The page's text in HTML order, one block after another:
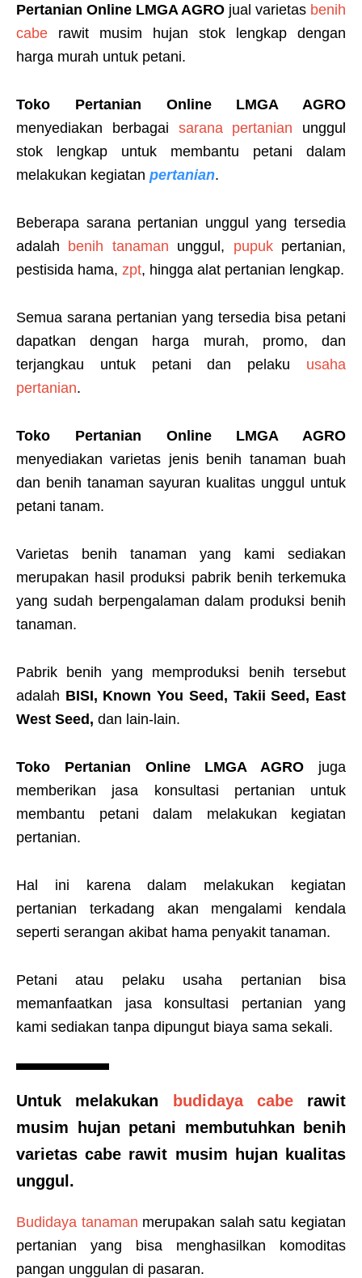
Pertanian Online LMGA AGRO jual varietas benih
cabe rawit musim hujan stok lengkap dengan
harga murah untuk petani.
Toko Pertanian Online LMGA AGRO
menyediakan berbagai sarana pertanian unggul
stok lengkap untuk membantu petani dalam
melakukan kegiatan pertanian.
Beberapa sarana pertanian unggul yang tersedia
adalah benih tanaman unggul, pupukpertanian,
pestisida hama, zpt, hingga alat pertanian lengkap.
Semua sarana pertanian yang tersedia bisa petani
dapatkan dengan harga murah, promo, dan
terjangkau untuk petani dan pelaku usaha
pertanian.
Toko Pertanian Online LMGA AGRO
menyediakan varietas jenis benih tanaman buah
dan benih tanaman sayuran kualitas unggul untuk
petani tanam.
Varietas benih tanaman yang kami sediakan
merupakan hasil produksi pabrik benih terkemuka
yang sudah berpengalaman dalam produksi benih
tanaman.
Pabrik benih yang memproduksi benih tersebut
adalah BISI, Known You Seed, Takii Seed, East
West Seed, dan lain-lain.
Toko Pertanian Online LMGA AGRO juga
memberikan jasa konsultasi pertanian untuk
membantu petani dalam melakukan kegiatan
pertanian.
Hal ini karena dalam melakukan kegiatan
pertanian terkadang akan mengalami kendala
seperti serangan akibat hama penyakit tanaman.
Petani atau pelaku usaha pertanian bisa
memanfaatkan jasa konsultasi pertanian yang
kami sediakan tanpa dipungut biaya sama sekali.
Untuk melakukan budidaya caberawit
musim hujan petani membutuhkan benih
varietas cabe rawit musim hujan kualitas
unggul.
Budidaya tanaman merupakan salah satu kegiatan
pertanian yang bisa menghasilkan komoditas
pangan unggulan di pasaran.